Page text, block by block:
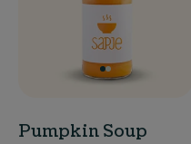
Pumpkin Soup